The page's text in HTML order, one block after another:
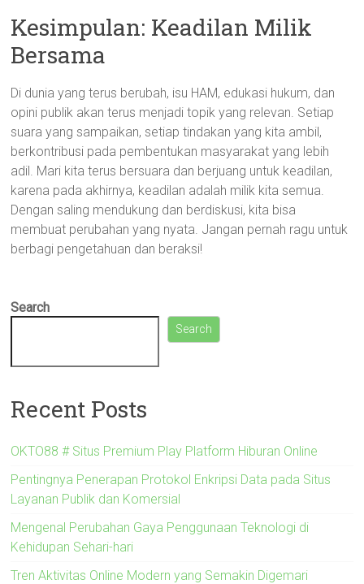
Kesimpulan: Keadilan Milik
Bersama
Di dunia yang terus berubah, isu HAM, edukasi hukum, dan
opini publik akan terus menjadi topik yang relevan. Setiap
suara yang sampaikan, setiap tindakan yang kita ambil,
berkontribusi pada pembentukan masyarakat yang lebih
adil. Mari kita terus bersuara dan berjuang untuk keadilan,
karena pada akhirnya, keadilan adalah milik kita semua.
Dengan saling mendukung dan berdiskusi, kita bisa
membuat perubahan yang nyata. Jangan pernah ragu untuk
berbagi pengetahuan dan beraksi!
Search
Search
Recent Posts
OKTO88 # Situs Premium Play Platform Hiburan Online
Pentingnya Penerapan Protokol Enkripsi Data pada Situs
Layanan Publik dan Komersial
Mengenal Perubahan Gaya Penggunaan Teknologi di
Kehidupan Sehari-hari
Tren Aktivitas Online Modern yang Semakin Digemari